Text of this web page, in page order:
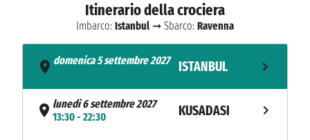
Itinerario della crociera
Imbarco: Istanbul ➞ Sbarco: Ravenna
domenica 5 settembre 2027
ISTANBUL
lunedì 6 settembre 2027
13:30 - 22:30
KUSADASI